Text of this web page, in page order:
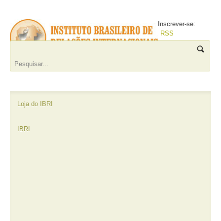
Inscrever-se:
RSS
Loja do IBRI
IBRI